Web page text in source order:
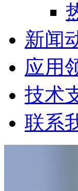
新闻
应用
技术
联系